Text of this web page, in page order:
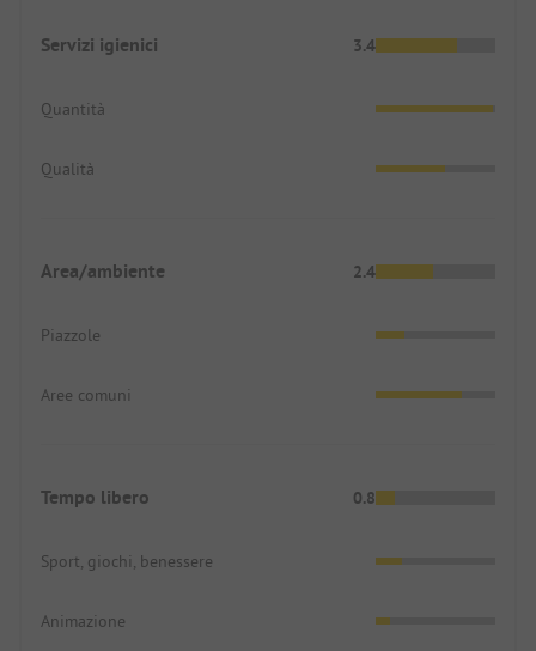
Servizi igienici 3.4
Quantità
Qualità
Area/ambiente 2.4
Piazzole
Aree comuni
Tempo libero 0.8
Sport, giochi, benessere
Animazione